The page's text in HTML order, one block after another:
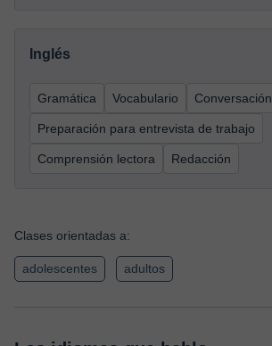
Inglés
Gramática Vocabulario Conversación
Preparación para entrevista de trabajo
Comprensión lectora Redacción
Clases orientadas a:
adolescentes adultos